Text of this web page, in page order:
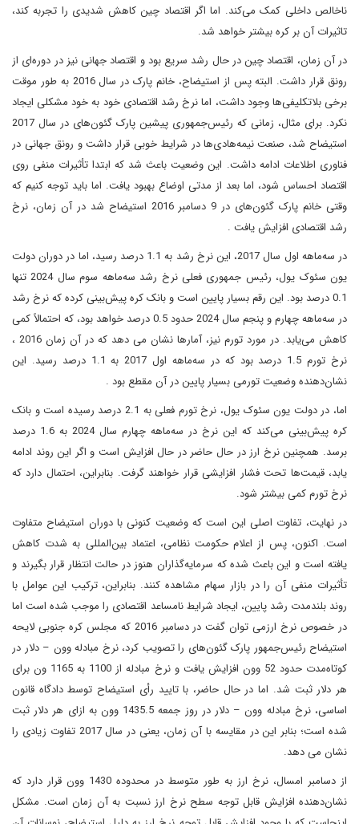
ناخالص داخلی کمک می‌کند. اما اگر اقتصاد چین کاهش شدیدی را تجربه کند،
تاثیرات آن بر کره بیشتر خواهد شد.
در آن زمان، اقتصاد چین در حال رشد سریع بود و اقتصاد جهانی نیز در دوره‌ای از
رونق قرار داشت. البته پس از استیضاح، خانم پارک در سال 2016 به طور موقت
برخی بلاتکلیفی‌ها وجود داشت، اما نرخ رشد اقتصادی خود به خود مشکلی ایجاد
نکرد. برای مثال، زمانی که رئیس‌جمهوری پیشین پارک گئون‌های در سال 2017
استیضاح شد، صنعت نیمه‌هادی‌ها در شرایط خوبی قرار داشت و رونق جهانی در
فناوری اطلاعات ادامه داشت. این وضعیت باعث شد که ابتدا تأثیرات منفی روی
اقتصاد احساس شود، اما بعد از مدتی اوضاع بهبود یافت. اما باید توجه کنیم که
وقتی خانم پارک گئون‌های در 9 دسامبر 2016 استیضاح شد در آن زمان، نرخ
رشد اقتصادی افزایش یافت .
در سه‌ماهه اول سال 2017، این نرخ رشد به 1.1 درصد رسید، اما در دوران دولت
یون سئوک یول، رئیس جمهوری فعلی نرخ رشد سه‌ماهه سوم سال 2024 تنها
0.1 درصد بود. این رقم بسیار پایین است و بانک کره پیش‌بینی کرده که نرخ رشد
در سه‌ماهه چهارم و پنجم سال 2024 حدود 0.5 درصد خواهد بود، که احتمالاً کمی
کاهش می‌یابد. در مورد تورم نیز، آمارها نشان می دهد که در آن زمان 2016 ،
نرخ تورم 1.5 درصد بود که در سه‌ماهه اول 2017 به 1.1 درصد رسید. این
نشان‌دهنده وضعیت تورمی بسیار پایین در آن مقطع بود .
اما، در دولت یون سئوک یول، نرخ تورم فعلی به 2.1 درصد رسیده است و بانک
کره پیش‌بینی می‌کند که این نرخ در سه‌ماهه چهارم سال 2024 به 1.6 درصد
برسد. همچنین نرخ ارز در حال حاضر در حال افزایش است و اگر این روند ادامه
یابد، قیمت‌ها تحت فشار افزایشی قرار خواهند گرفت. بنابراین، احتمال دارد که
نرخ تورم کمی بیشتر شود.
در نهایت، تفاوت اصلی این است که وضعیت کنونی با دوران استیضاح متفاوت
است. اکنون، پس از اعلام حکومت نظامی، اعتماد بین‌المللی به شدت کاهش
یافته است و این باعث شده که سرمایه‌گذاران هنوز در حالت انتظار قرار بگیرند و
تأثیرات منفی آن را در بازار سهام مشاهده کنند. بنابراین، ترکیب این عوامل با
روند بلندمدت رشد پایین، ایجاد شرایط نامساعد اقتصادی را موجب شده است اما
در خصوص نرخ ارزمی توان گفت در دسامبر 2016 که مجلس کره جنوبی لایحه
استیضاح رئیس‌جمهور پارک گئون‌های را تصویب کرد، نرخ مبادله وون – دلار در
کوتاه‌مدت حدود 52 وون افزایش یافت و نرخ مبادله از 1100 به 1165 ون برای
هر دلار ثبت شد. اما در حال حاضر، با تایید رأی استیضاح توسط دادگاه قانون
اساسی، نرخ مبادله وون – دلار در روز جمعه 1435.5 وون به ازای هر دلار ثبت
شده است؛ بنابر این در مقایسه با آن زمان، یعنی در سال 2017 تفاوت زیادی را
نشان می دهد.
از دسامبر امسال، نرخ ارز به طور متوسط در محدوده 1430 وون قرار دارد که
نشان‌دهنده افزایش قابل توجه سطح نرخ ارز نسبت به آن زمان است. مشکل